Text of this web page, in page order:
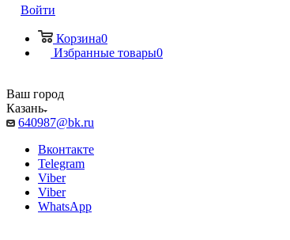
Войти
Корзина0
Избранные товары0
Ваш город
Казань
640987@bk.ru
Вконтакте
Telegram
Viber
Viber
WhatsApp